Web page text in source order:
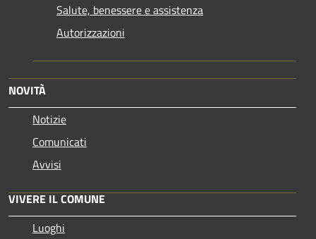
Salute, benessere e assistenza
Autorizzazioni
NOVITÀ
Notizie
Comunicati
Avvisi
VIVERE IL COMUNE
Luoghi